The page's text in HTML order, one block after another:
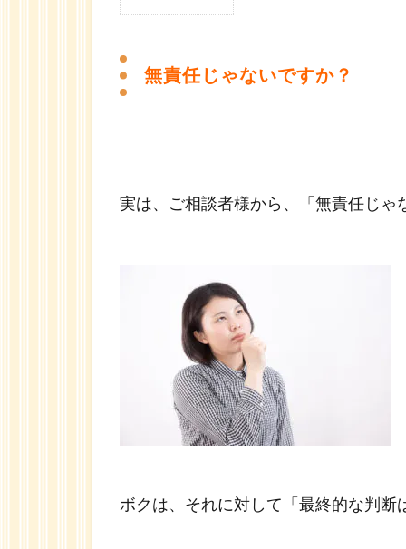
1
責任
じゃ
無責任じゃないですか？
実は、ご相談者様から、「無責任じ
ボクは、それに対して「最終的な判